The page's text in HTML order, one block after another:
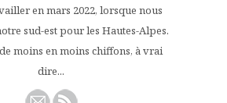
en mars 2022, lorsque nous
sud-est pour les Hautes-Alpes.
moins en moins chiffons, à vrai
dire...